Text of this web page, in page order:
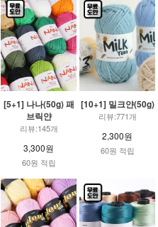
[5+1] 나나(50g) 패
브릭얀
리뷰:145개
3,300원
60원 적립
[10+1] 밀크얀(50g)
리뷰:771개
2,300원
60원 적립